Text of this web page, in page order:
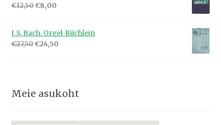
€12,50 Algne
€12,50.
€8,00Praegune
€8,00.
J. S. Bach. Orgel-Büchlein
€27,50 Algne
€24,50Praegune
Meie asukoht